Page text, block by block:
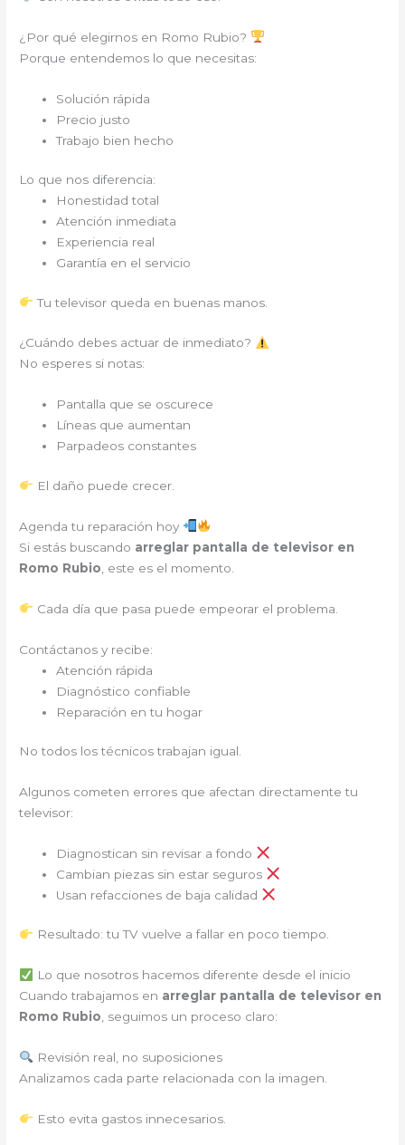
¿Por qué elegirnos en Romo Rubio?
Porque entendemos lo que necesitas:
Solución rápida
Precio justo
Trabajo bien hecho
Lo que nos diferencia:
Honestidad total
Atención inmediata
Experiencia real
Garantía en el servicio
Tu televisor queda en buenas manos.
¿Cuándo debes actuar de inmediato?
No esperes si notas:
Pantalla que se oscurece
Líneas que aumentan
Parpadeos constantes
El daño puede crecer.
Agenda tu reparación hoy
Si estás buscando arreglar pantalla de televisor en
Romo Rubio , este es el momento.
Cada día que pasa puede empeorar el problema.
Contáctanos y recibe:
Atención rápida
Diagnóstico confiable
Reparación en tu hogar
No todos los técnicos trabajan igual.
Algunos cometen errores que afectan directamente tu
televisor:
Diagnostican sin revisar a fondo
Cambian piezas sin estar seguros
Usan refacciones de baja calidad
Resultado: tu TV vuelve a fallar en poco tiempo.
Lo que nosotros hacemos diferente desde el inicio
Cuando trabajamos en arreglar pantalla de televisor en
Romo Rubio , seguimos un proceso claro:
Revisión real, no suposiciones
Analizamos cada parte relacionada con la imagen.
Esto evita gastos innecesarios.